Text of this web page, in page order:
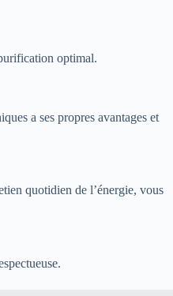
optimal.
a ses propres avantages et
quotidien de l’énergie, vous